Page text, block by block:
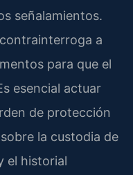
señalamientos.
a
para que el
esencial actuar
de protección
la custodia de
el historial